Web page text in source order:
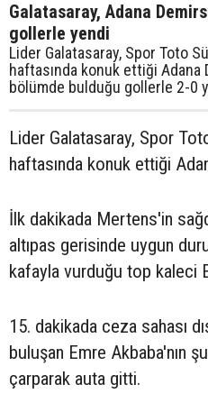
Galatasaray, Adana
gollerle yendi
Lider Galatasaray, Spor Toto
haftasında konuk ettiği
bölümde bulduğu gollerle 2-0
Lider Galatasaray, Spor
haftasında konuk ettiği
İlk dakikada Mertens'in
altıpas gerisinde uygun
kafayla vurduğu top kaleci
15. dakikada ceza sahası
buluşan Emre Akbaba'nın
çarparak auta gitti.